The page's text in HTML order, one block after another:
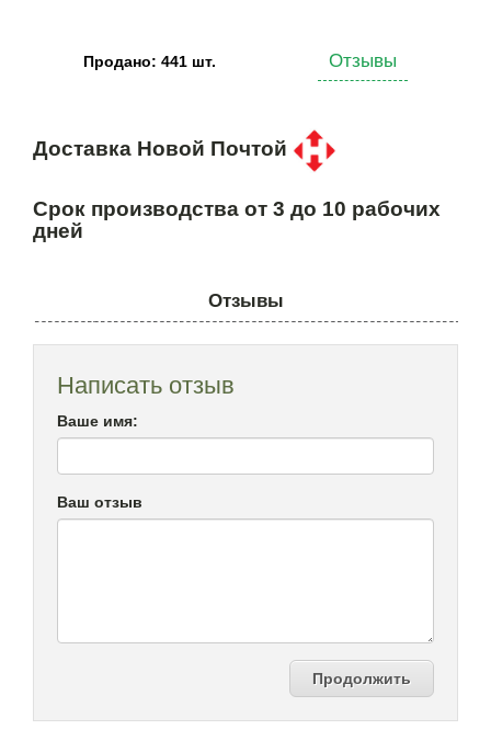
Продано: 441 шт. Отзывы
Доставка Новой Почтой
Срок производства от 3 до 10 рабочих
дней
Отзывы
Написать отзыв
Ваше имя:
Ваш отзыв
Продолжить